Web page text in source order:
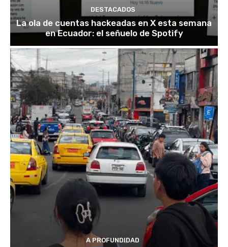
DESTACADOS
La ola de cuentas hackeadas en X esta semana
en Ecuador: el señuelo de Spotify
A PROFUNDIDAD